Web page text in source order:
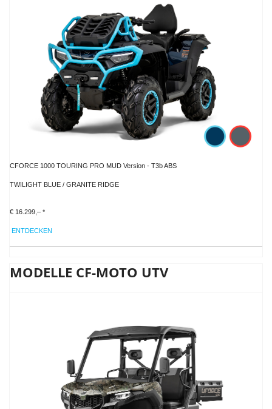
CFORCE 1000 TOURING PRO MUD Version - T3b ABS
TWILIGHT BLUE / GRANITE RIDGE
€ 16.299,– *
ENTDECKEN
MODELLE CF-MOTO UTV